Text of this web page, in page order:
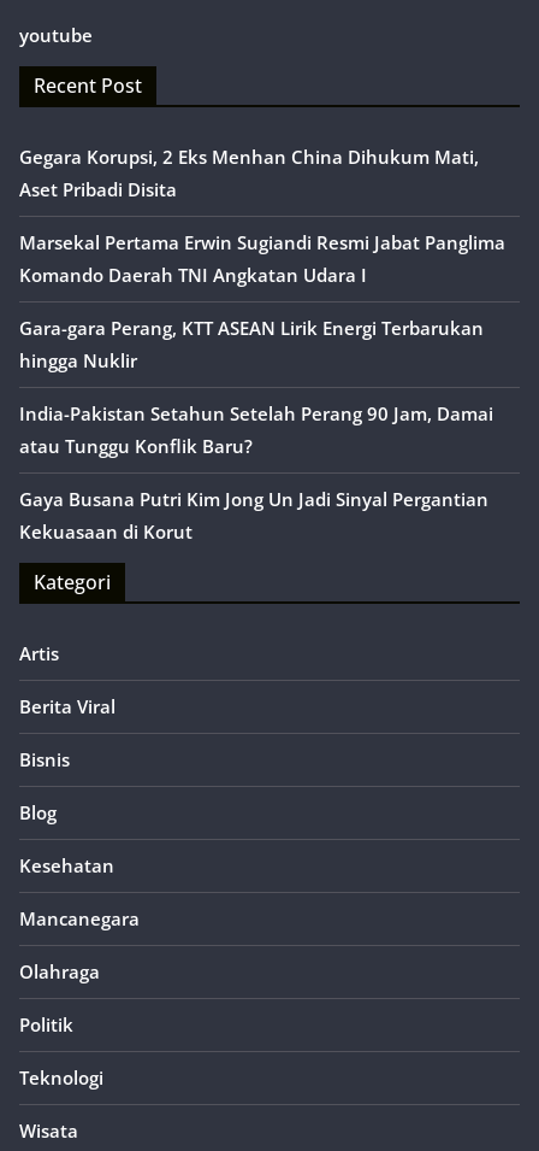
youtube
Recent Post
Gegara Korupsi, 2 Eks Menhan China Dihukum Mati,
Aset Pribadi Disita
Marsekal Pertama Erwin Sugiandi Resmi Jabat Panglima
Komando Daerah TNI Angkatan Udara I
Gara-gara Perang, KTT ASEAN Lirik Energi Terbarukan
hingga Nuklir
India-Pakistan Setahun Setelah Perang 90 Jam, Damai
atau Tunggu Konflik Baru?
Gaya Busana Putri Kim Jong Un Jadi Sinyal Pergantian
Kekuasaan di Korut
Kategori
Artis
Berita Viral
Bisnis
Blog
Kesehatan
Mancanegara
Olahraga
Politik
Teknologi
Wisata